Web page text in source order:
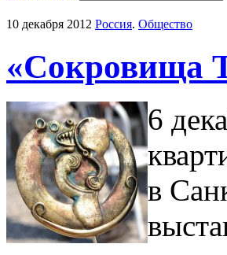
10 декабря 2012 Россия. Общество
«Сокровища
6
в